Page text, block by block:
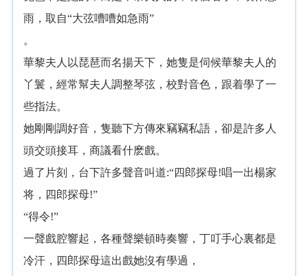
雨，取自“大弦嘈嘈如急雨”
。
華黎夫人以琵琶而名揚天下，她隻是伺候華黎夫人的
丫鬟，經常幫夫人調整琴弦，校對音色，跟着學了一
些指法。
她剛剛調好音，隻聽下方傳來竊竊私語，卻是許多人
頭交頭接耳，商議看什麽戲。
過了片刻，台下許多聲音叫道:“四郎探母!唱一出楊家
将，四郎探母!”
“得令!”
一聲戲腔響起，各種聲樂頓時奏響，丁叮手心裏都是
冷汗，四郎探母這出戲她沒有學過，